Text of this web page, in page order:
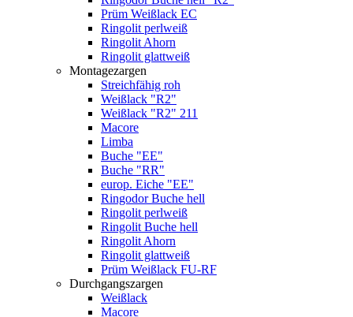
Prüm Weißlack EC
Ringolit perlweiß
Ringolit Ahorn
Ringolit glattweiß
Montagezargen
Streichfähig roh
Weißlack "R2"
Weißlack "R2" 211
Macore
Limba
Buche "EE"
Buche "RR"
europ. Eiche "EE"
Ringodor Buche hell
Ringolit perlweiß
Ringolit Buche hell
Ringolit Ahorn
Ringolit glattweiß
Prüm Weißlack FU-RF
Durchgangszargen
Weißlack
Macore